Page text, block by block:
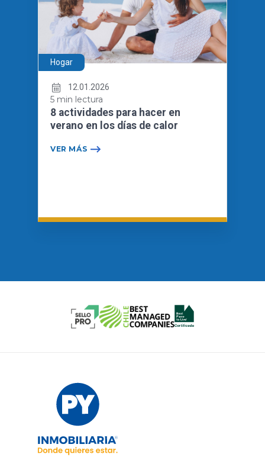
Hogar
12.01.2026
5 min lectura
8 actividades para hacer en
verano en los días de calor
VER MÁS